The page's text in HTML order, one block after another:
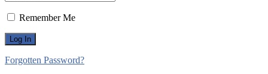
Remember Me
Forgotten Password?